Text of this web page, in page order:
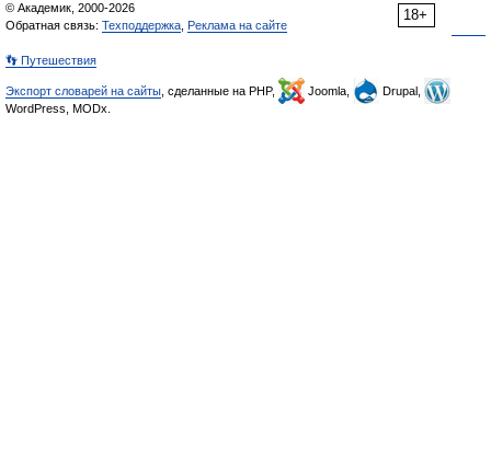
18+
© Академик, 2000-2026
Обратная связь: Техподдержка Реклама на сайте
👣 Путешествия
Экспорт словарей на сайты , сделанные на PHP, Joomla,
Drupal,
WordPress, MODx.